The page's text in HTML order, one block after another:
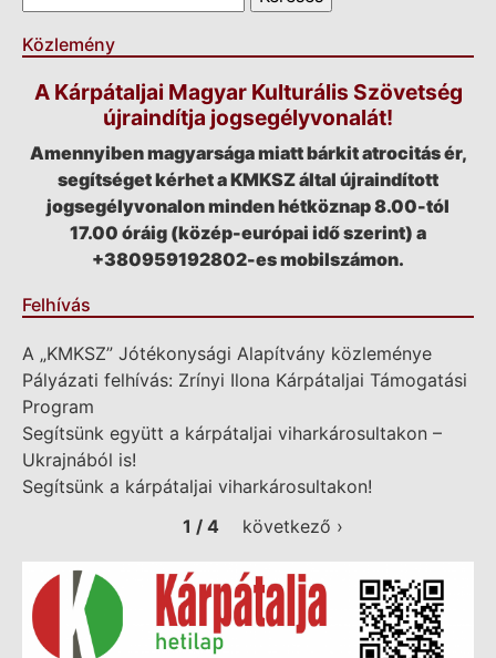
Közlemény
A Kárpátaljai Magyar Kulturális Szövetség
újraindítja jogsegélyvonalát!
Amennyiben magyarsága miatt bárkit atrocitás ér,
segítséget kérhet a KMKSZ által újraindított
jogsegélyvonalon minden hétköznap 8.00-tól
17.00 óráig (közép-európai idő szerint) a
+380959192802-es mobilszámon.
Felhívás
A „KMKSZ” Jótékonysági Alapítvány közleménye
Pályázati felhívás: Zrínyi Ilona Kárpátaljai Támogatási
Program
Segítsünk együtt a kárpátaljai viharkárosultakon –
Ukrajnából is!
Segítsünk a kárpátaljai viharkárosultakon!
1 / 4
következő ›